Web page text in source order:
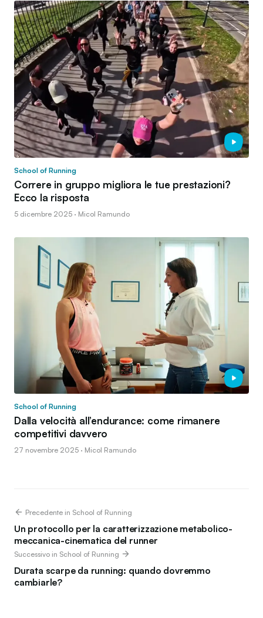
School of Running
Correre in gruppo migliora le tue prestazioni?
Ecco la risposta
5 dicembre 2025 · Micol Ramundo
School of Running
Dalla velocità all’endurance: come rimanere
competitivi davvero
27 novembre 2025 · Micol Ramundo
Precedente in School of Running
Un protocollo per la caratterizzazione metabolico-
meccanica-cinematica del runner
Successivo in School of Running
Durata scarpe da running: quando dovremmo
cambiarle?